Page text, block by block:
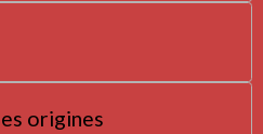
origines